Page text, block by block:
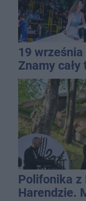
19
Znamy
Polifonika z
Harendzie.